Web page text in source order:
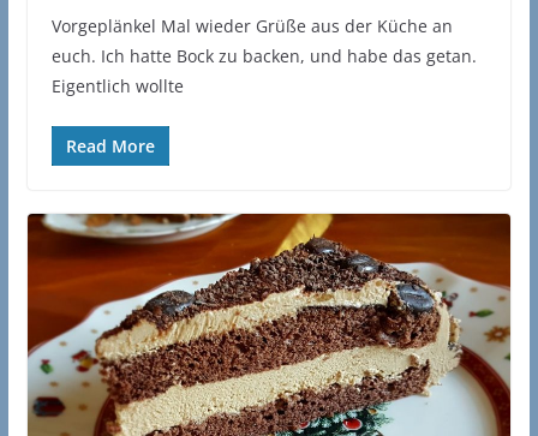
Vorgeplänkel Mal wieder Grüße aus der Küche an
euch. Ich hatte Bock zu backen, und habe das getan.
Eigentlich wollte
Read More